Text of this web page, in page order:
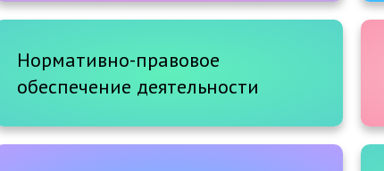
Нормативно-правовое
обеспечение деятельности